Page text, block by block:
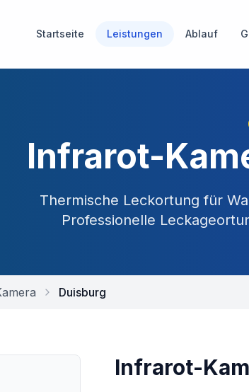
Startseite Leistungen Ablauf
Infrarot-
Thermische Leckortung für
Professionelle
Duisburg
Infrarot-